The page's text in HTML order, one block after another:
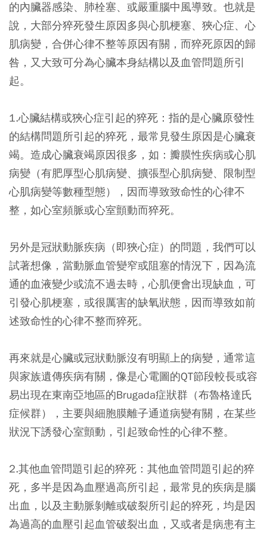
的內臟器感染、肺栓塞、或嚴重腦中風導致。也就是
說，大部分猝死發生原因多與心肌梗塞、狹心症、心
肌病變，合併心律不整等原因有關，而猝死原因的歸
咎，又大致可分為心臟本身結構以及血管問題所引
起。
1.心臟結構或狹心症引起的猝死： 指的是心臟原發性
的結構問題所引起的猝死，最常見發生原因是心臟衰
竭。造成心臟衰竭原因很多，如：瓣膜性疾病或心肌
病變（有肥厚型心肌病變、擴張型心肌病變、限制型
心肌病變等數種型態），因而導致致命性的心律不
整，如心室頻脈或心室顫動而猝死。
另外是冠狀動脈疾病（即狹心症）的問題，我們可以
試著想像，當動脈血管變窄或阻塞的情況下，因為流
通的血液變少或流不過去時，心肌便會出現缺血，可
引發心肌梗塞，或很厲害的缺氧狀態，因而導致如前
述致命性的心律不整而猝死。
再來就是心臟或冠狀動脈沒有明顯上的病變，通常這
與家族遺傳疾病有關，像是心電圖的QT節段較長或容
易出現在東南亞地區的Brugada症狀群（布魯格達氏
症候群），主要與細胞膜離子通道病變有關，在某些
狀況下誘發心室顫動，引起致命性的心律不整。
2.其他血管問題引起的猝死： 其他血管問題引起的猝
死，多半是因為血壓過高所引起，最常見的疾病是腦
出血，以及主動脈剝離或破裂所引起的猝死，均是因
為過高的血壓引起血管破裂出血，又或者是病患有主